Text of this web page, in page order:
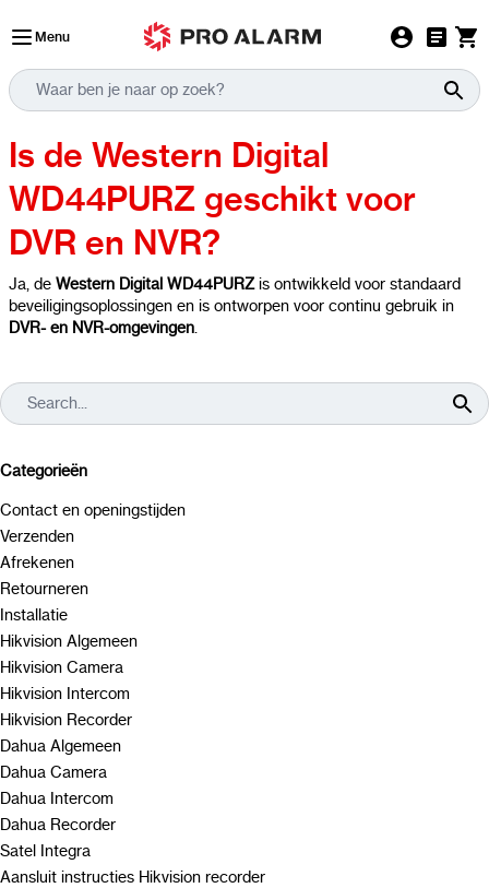
Menu
Is de Western Digital
WD44PURZ geschikt voor
DVR en NVR?
Ja, de Western Digital WD44PURZis ontwikkeld voor standaard
beveiligingsoplossingen en is ontworpen voor continu gebruik in
DVR- en NVR-omgevingen.
Categorieën
Contact en openingstijden
Verzenden
Afrekenen
Retourneren
Installatie
Hikvision Algemeen
Hikvision Camera
Hikvision Intercom
Hikvision Recorder
Dahua Algemeen
Dahua Camera
Dahua Intercom
Dahua Recorder
Satel Integra
Aansluit instructies Hikvision recorder